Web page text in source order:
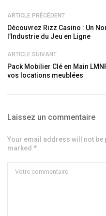
ARTICLE PRÉCÉDENT
Découvrez Rizz Casino : Un
l’Industrie du Jeu en Ligne
ARTICLE SUIVANT
Pack Mobilier Clé en Main
vos locations meublées
Laissez un commentaire
Your email address will not
marked *